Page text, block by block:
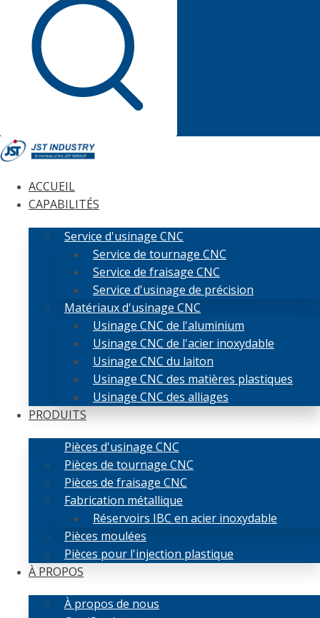
ACCUEIL
CAPABILITÉS
Service d'usinage CNC
Service de tournage CNC
Service de fraisage CNC
Service d'usinage de précision
Matériaux d'usinage CNC
Usinage CNC de l'aluminium
Usinage CNC de l'acier inoxydable
Usinage CNC du laiton
Usinage CNC des matières plastiques
Usinage CNC des alliages
PRODUITS
Pièces d'usinage CNC
Pièces de tournage CNC
Pièces de fraisage CNC
Fabrication métallique
Réservoirs IBC en acier inoxydable
Pièces moulées
Pièces pour l'injection plastique
À PROPOS
À propos de nous